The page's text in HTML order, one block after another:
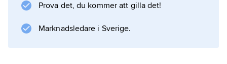
Prova det, du kommer att gilla det!
Marknadsledare i Sverige.